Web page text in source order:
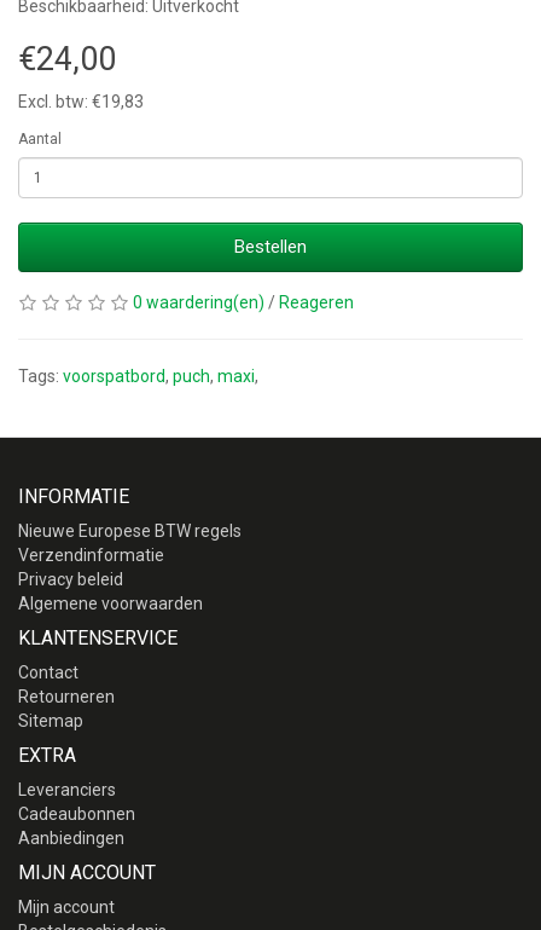
Beschikbaarheid: Uitverkocht
€24,00
Excl. btw: €19,83
Aantal
Bestellen
0 waardering(en) / Reageren
Tags: voorspatbord, puch, maxi,
INFORMATIE
Nieuwe Europese BTW regels
Verzendinformatie
Privacy beleid
Algemene voorwaarden
KLANTENSERVICE
Contact
Retourneren
Sitemap
EXTRA
Leveranciers
Cadeaubonnen
Aanbiedingen
MIJN ACCOUNT
Mijn account